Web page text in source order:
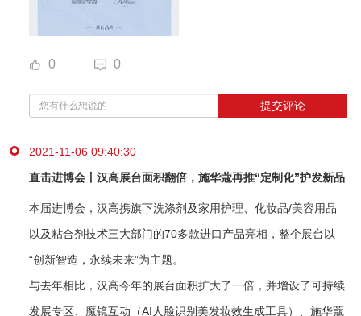
0 0
提交评论
2021-11-06 09:40:30
直击进博会丨汉高展台面积翻倍，施华蔻再推“定制化”护发新品
本届进博会，汉高携旗下洗涤剂及家用护理、化妆品/美容用品
以及粘合剂技术三大部门的70多款进口产品亮相，整个展台以
“创新智造，永续未来”为主题。
与去年相比，汉高今年的展台面积扩大了一倍，并增设了可持续
发展专区、魔镜互动（AI人脸识别美发妆效生成工具）、施华蔻